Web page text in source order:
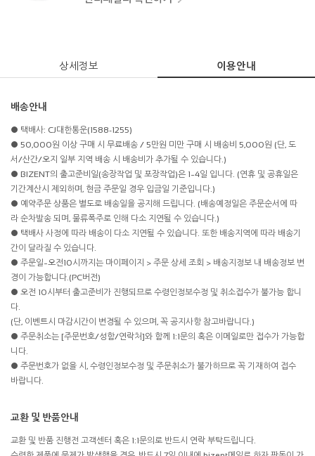
상세정보 이용안내
배송안내
● 택배사: CJ대한통운(1588-1255)
● 50,000원 이상 구매 시 무료배송 / 5만원 미만 구매 시 배송비 5,000원 (단, 도
서/산간/오지 일부 지역 배송 시 배송비가 추가될 수 있습니다.)
● BIZENT의 출고준비일(송장작업 및 포장작업)은 1~4일 입니다. (연휴 및 공휴일은
기간계산시 제외하며, 현금 주문일 경우 입금일 기준입니다.)
● 예약주문 상품은 별도로 배송일을 공지해 드립니다. (배송예정일은 주문순서에 따
라 순차발송 되며, 물류폭주로 인해 다소 지연될 수 있습니다.)
● 택배사 사정에 따라 배송이 다소 지연될 수 있습니다. 또한 배송지역에 따라 배송기
간이 달라질 수 있습니다.
● 주문일~오전10시까지는 마이페이지 > 주문 상세 조회 > 배송지정보 내 배송정보 변
경이 가능합니다.(PC버전)
● 오전 10시부터 출고준비가 진행되므로 수령인정보수정 및 취소접수가 불가능 합니
다.
(단, 이벤트시 마감시간이 변경될 수 있으며, 꼭 공지사항 참고바랍니다.)
● 주문취소는 [주문번호/성함/연락처]와 함께 1:1문의 혹은 이메일로만 접수가 가능합
니다.
● 주문번호가 없을 시, 수령인정보수정 및 주문취소가 불가하므로 꼭 기재하여 접수
바랍니다.
교환 및 반품안내
교환 및 반품 진행전 고객센터 혹은 1:1문의로 반드시 연락 부탁드립니다.